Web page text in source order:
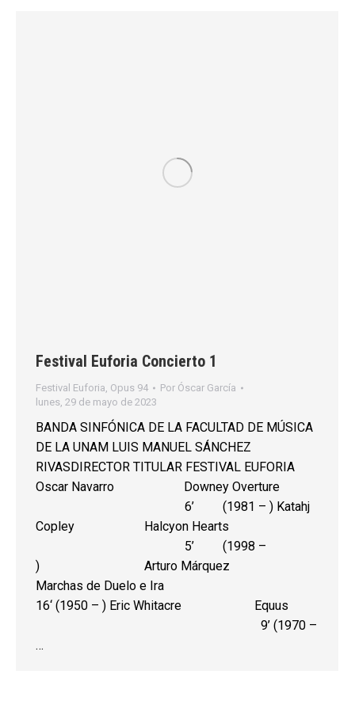
Festival Euforia Concierto 1
Festival Euforia, Opus 94 Por Óscar García
lunes, 29 de mayo de 2023
BANDA SINFÓNICA DE LA FACULTAD DE MÚSICA
DE LA UNAM LUIS MANUEL SÁNCHEZ
RIVASDIRECTOR TITULAR FESTIVAL EUFORIA
Oscar Navarro Downey Overture
6’ (1981 – ) Katahj
Copley Halcyon Hearts
5’ (1998 –
) Arturo Márquez
Marchas de Duelo e Ira
16‘ (1950 – ) Eric Whitacre Equus
9’ (1970 –
…